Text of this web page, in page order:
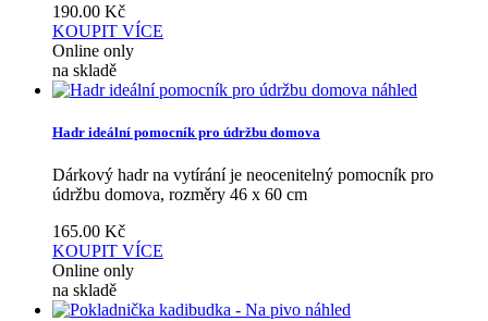
190.00 Kč
KOUPIT VÍCE
Online only
na skladě
náhled
Hadr ideální pomocník pro údržbu domova
Dárkový hadr na vytírání je neocenitelný pomocník pro
údržbu domova, rozměry 46 x 60 cm
165.00 Kč
KOUPIT VÍCE
Online only
na skladě
náhled